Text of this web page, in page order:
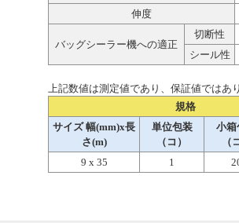
伸度
バッグシーラー機への適正
切断性
シール性
上記数値は測定値であり、保証値ではあ
規格
サイズ 幅(mm)x長
さ(m)
単位包装
（コ）
小箱
（
9 x 35
1